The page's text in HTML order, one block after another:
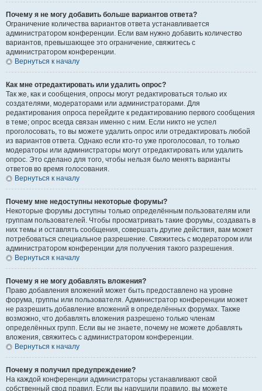
Почему я не могу добавить больше вариантов ответа?
Ограничение количества вариантов ответа устанавливается
администратором конференции. Если вам нужно добавить количество
вариантов, превышающее это ограничение, свяжитесь с
администратором конференции.
Вернуться к началу
Как мне отредактировать или удалить опрос?
Так же, как и сообщения, опросы могут редактироваться только их
создателями, модераторами или администраторами. Для
редактирования опроса перейдите к редактированию первого сообщения
в теме; опрос всегда связан именно с ним. Если никто не успел
проголосовать, то вы можете удалить опрос или отредактировать любой
из вариантов ответа. Однако если кто-то уже проголосовал, то только
модераторы или администраторы могут отредактировать или удалить
опрос. Это сделано для того, чтобы нельзя было менять варианты
ответов во время голосования.
Вернуться к началу
Почему мне недоступны некоторые форумы?
Некоторые форумы доступны только определённым пользователям или
группам пользователей. Чтобы просматривать такие форумы, создавать в
них темы и оставлять сообщения, совершать другие действия, вам может
потребоваться специальное разрешение. Свяжитесь с модератором или
администратором конференции для получения такого разрешения.
Вернуться к началу
Почему я не могу добавлять вложения?
Право добавления вложений может быть предоставлено на уровне
форума, группы или пользователя. Администратор конференции может
не разрешить добавление вложений в определённых форумах. Также
возможно, что добавлять вложения разрешено только членам
определённых групп. Если вы не знаете, почему не можете добавлять
вложения, свяжитесь с администратором конференции.
Вернуться к началу
Почему я получил предупреждение?
На каждой конференции администраторы устанавливают свой
собственный свод правил. Если вы нарушили правило, вы можете